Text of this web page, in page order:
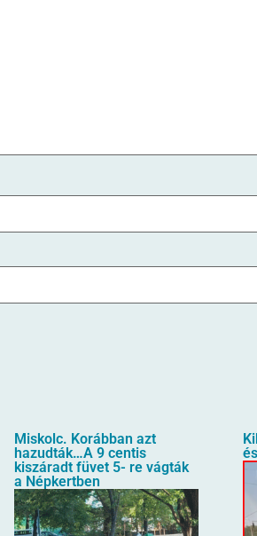
Miskolc. Korábban azt
hazudták…A 9 centis
kiszáradt füvet 5- re vágták
a Népkertben